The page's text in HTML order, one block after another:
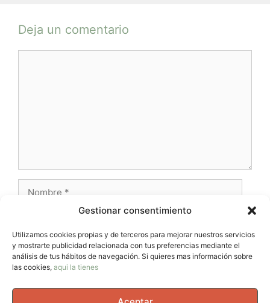
Gestionar consentimiento
Utilizamos cookies propias y de terceros para mejorar nuestros servicios
y mostrarte publicidad relacionada con tus preferencias mediante el
análisis de tus hábitos de navegación. Si quieres mas información sobre
las cookies, aqui la tienes
Deja un comentario
electrónico
Web